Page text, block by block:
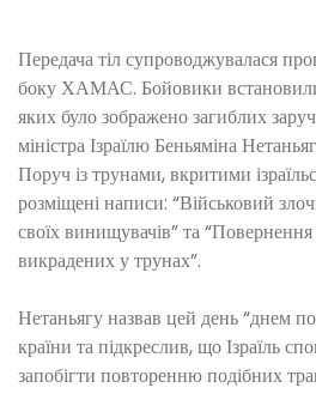
Передача тіл супроводжувалася
боку ХАМАС. Бойовики
яких було зображено загиблих
міністра Ізраїлю Беньяміна
Поруч із трунами, вкритими
розміщені написи: “Військовий
своїх винищувачів” та
викрадених у трунах”.
Нетаньягу назвав цей день “днем
країни та підкреслив, що Ізраїль
запобігти повторенню подібних